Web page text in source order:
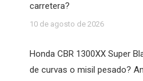
carretera?
10 de agosto de 2026
Honda CBR 1300XX Super
de curvas o misil pesado?